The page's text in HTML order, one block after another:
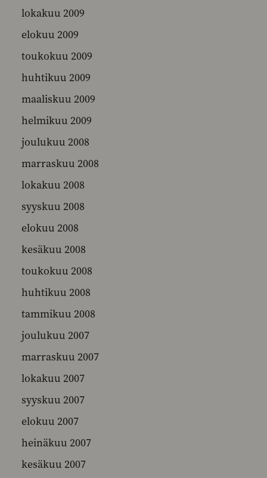
lokakuu 2009
elokuu 2009
toukokuu 2009
huhtikuu 2009
maaliskuu 2009
helmikuu 2009
joulukuu 2008
marraskuu 2008
lokakuu 2008
syyskuu 2008
elokuu 2008
kesäkuu 2008
toukokuu 2008
huhtikuu 2008
tammikuu 2008
joulukuu 2007
marraskuu 2007
lokakuu 2007
syyskuu 2007
elokuu 2007
heinäkuu 2007
kesäkuu 2007